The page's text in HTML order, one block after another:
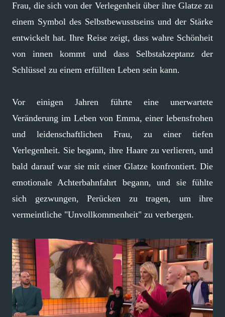
Frau, die sich von der Verlegenheit über ihre Glatze zu
einem Symbol des Selbstbewusstseins und der Stärke
entwickelt hat. Ihre Reise zeigt, dass wahre Schönheit
von innen kommt und dass Selbstakzeptanz der
Schlüssel zu einem erfüllten Leben sein kann.
Vor einigen Jahren führte eine unerwartete
Veränderung im Leben von Emma, einer lebensfrohen
und leidenschaftlichen Frau, zu einer tiefen
Verlegenheit. Sie begann, ihre Haare zu verlieren, und
bald darauf war sie mit einer Glatze konfrontiert. Die
emotionale Achterbahnfahrt begann, und sie fühlte
sich gezwungen, Perücken zu tragen, um ihre
vermeintliche "Unvollkommenheit" zu verbergen.